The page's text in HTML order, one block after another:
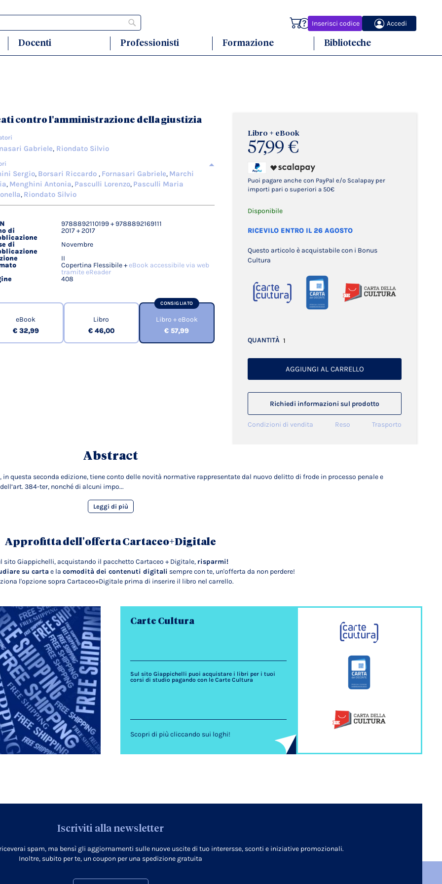
Inserisci codice Accedi
Carrello
Docenti Professionisti Formazione Biblioteche
Libro + eBook
57,99 €
Puoi pagare anche con PayPal e/o Scalapay per
importi pari o superiori a 50€
Disponibile
RICEVILO ENTRO IL 26 AGOSTO
Questo articolo è acquistabile con i Bonus
Cultura
QUANTITÀ
AGGIUNGI AL CARRELLO
Richiedi informazioni sul prodotto
Condizioni di vendita Reso Trasporto
contro l'amministrazione della giustizia
Gabriele, Riondato Silvio
Sergio, Borsari Riccardo , Fornasari Gabriele, Marchi
, Menghini Antonia, Pasculli Lorenzo, Pasculli Maria
, Riondato Silvio
9788892110199 + 9788892169111
di
2017 + 2017
di
Novembre
II
Copertina Flessibile +eBook accessibile via web
tramite eReader
408
eBook
€ 32,99
Libro
€ 46,00
CONSIGLIATO
Libro + eBook
€ 57,99
Abstract
questa seconda edizione, tiene conto delle novità normative rappresentate dal nuovo delitto di frode in processo penale e
384-ter, nonché di alcuni impo...
Leggi di più
Approfitta dell'offerta Cartaceo+Digitale
sito Giappichelli, acquistando il pacchetto Cartaceo + Digitale, risparmi!
su carta e la comodità dei contenuti digitali sempre con te, un'offerta da non perdere!
l'opzione sopra Cartaceo+Digitale prima di inserire il libro nel carrello.
Carte Cultura
Sul sito Giappichelli puoi acquistare i libri per i tuoi
corsi di studio pagando con le Carte Cultura
Scopri di più cliccando sui loghi!
Iscriviti alla newsletter
spam, ma bensì gli aggiornamenti sulle nuove uscite di tuo interersse, sconti e iniziative promozionali.
Inoltre, subito per te, un coupon per una spedizione gratuita